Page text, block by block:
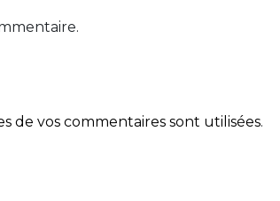
de vos commentaires sont utilisées.